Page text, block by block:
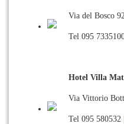
Via del Bosco
Tel 095
Hotel Villa
Via Vittorio
Tel 095 580532 |